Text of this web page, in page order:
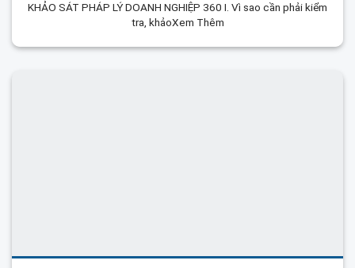
KHẢO SÁT PHÁP LÝ DOANH NGHIỆP 360 I. Vì sao cần phải kiểm
tra, khảoXem Thêm